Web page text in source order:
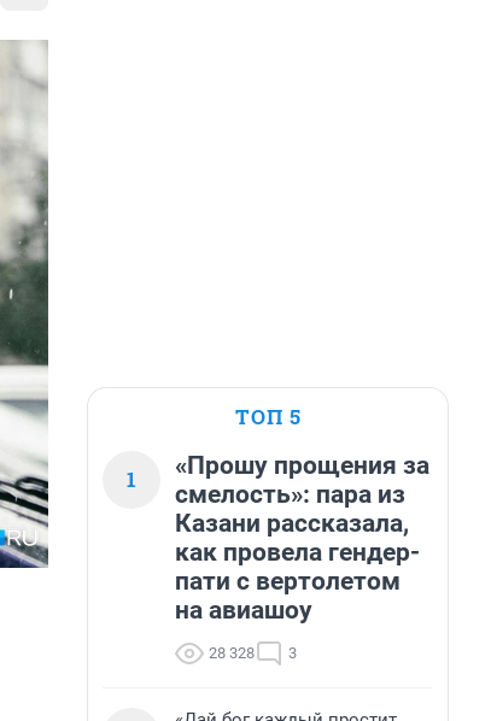
ТОП 5
1
«Прошу прощения за
смелость»: пара из
Казани рассказала,
как провела гендер-
пати с вертолетом
на авиашоу
28 328 3